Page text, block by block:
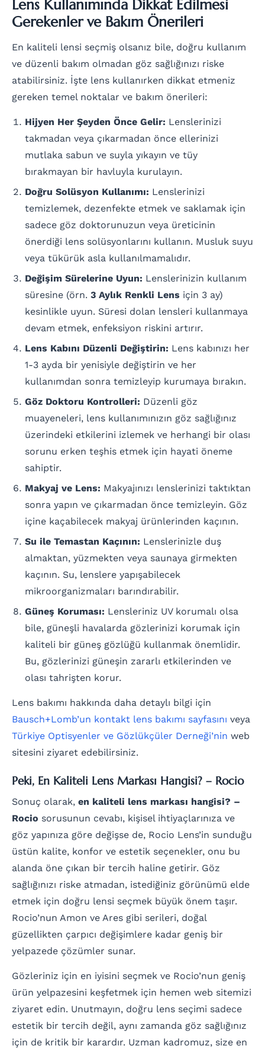
Lens Kullanımında Dikkat Edilmesi
Gerekenler ve Bakım Önerileri
En kaliteli lensi seçmiş olsanız bile, doğru kullanım
ve düzenli bakım olmadan göz sağlığınızı riske
atabilirsiniz. İşte lens kullanırken dikkat etmeniz
gereken temel noktalar ve bakım önerileri:
Hijyen Her Şeyden Önce Gelir: Lenslerinizi
takmadan veya çıkarmadan önce ellerinizi
mutlaka sabun ve suyla yıkayın ve tüy
bırakmayan bir havluyla kurulayın.
Doğru Solüsyon Kullanımı: Lenslerinizi
temizlemek, dezenfekte etmek ve saklamak için
sadece göz doktorunuzun veya üreticinin
önerdiği lens solüsyonlarını kullanın. Musluk suyu
veya tükürük asla kullanılmamalıdır.
Değişim Sürelerine Uyun: Lenslerinizin kullanım
süresine (örn. 3 Aylık Renkli Lens için 3 ay)
kesinlikle uyun. Süresi dolan lensleri kullanmaya
devam etmek, enfeksiyon riskini artırır.
Lens Kabını Düzenli Değiştirin: Lens kabınızı her
1-3 ayda bir yenisiyle değiştirin ve her
kullanımdan sonra temizleyip kurumaya bırakın.
Göz Doktoru Kontrolleri: Düzenli göz
muayeneleri, lens kullanımınızın göz sağlığınız
üzerindeki etkilerini izlemek ve herhangi bir olası
sorunu erken teşhis etmek için hayati öneme
sahiptir.
Makyaj ve Lens: Makyajınızı lenslerinizi taktıktan
sonra yapın ve çıkarmadan önce temizleyin. Göz
içine kaçabilecek makyaj ürünlerinden kaçının.
Su ile Temastan Kaçının: Lenslerinizle duş
almaktan, yüzmekten veya saunaya girmekten
kaçının. Su, lenslere yapışabilecek
mikroorganizmaları barındırabilir.
Güneş Koruması: Lensleriniz UV korumalı olsa
bile, güneşli havalarda gözlerinizi korumak için
kaliteli bir güneş gözlüğü kullanmak önemlidir.
Bu, gözlerinizi güneşin zararlı etkilerinden ve
olası tahrişten korur.
Lens bakımı hakkında daha detaylı bilgi için
Bausch+Lomb’un kontakt lens bakımı sayfasını veya
Türkiye Optisyenler ve Gözlükçüler Derneği’nin web
sitesini ziyaret edebilirsiniz.
Peki, En Kaliteli Lens Markası Hangisi? – Rocio
Sonuç olarak, en kaliteli lens markası hangisi? –
Rocio sorusunun cevabı, kişisel ihtiyaçlarınıza ve
göz yapınıza göre değişse de, Rocio Lens’in sunduğu
üstün kalite, konfor ve estetik seçenekler, onu bu
alanda öne çıkan bir tercih haline getirir. Göz
sağlığınızı riske atmadan, istediğiniz görünümü elde
etmek için doğru lensi seçmek büyük önem taşır.
Rocio’nun Amon ve Ares gibi serileri, doğal
güzellikten çarpıcı değişimlere kadar geniş bir
yelpazede çözümler sunar.
Gözleriniz için en iyisini seçmek ve Rocio’nun geniş
ürün yelpazesini keşfetmek için hemen web sitemizi
ziyaret edin. Unutmayın, doğru lens seçimi sadece
estetik bir tercih değil, aynı zamanda göz sağlığınız
için de kritik bir karardır. Uzman kadromuz, size en